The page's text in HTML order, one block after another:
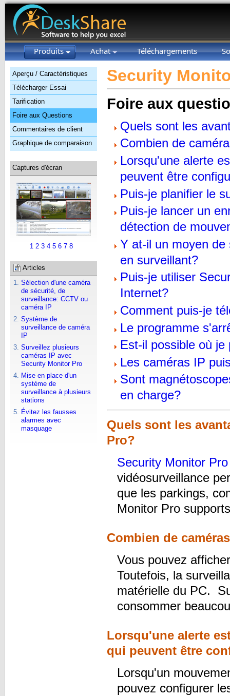
Produits Achat Téléchargements
Aperçu / Caractéristiques
Télécharger Essai
Tarification
Foire aux Questions
Commentaires de client
Graphique de comparaison
Captures d'écran
1 2 3 4 5 6 7 8
Articles
Sélection d'une caméra
de sécurité, de
surveillance: CCTV ou
caméra IP
Système de
surveillance de caméra
IP
Surveillez plusieurs
caméras IP avec
Security Monitor Pro
Mise en place d'un
système de
surveillance à plusieurs
stations
Évitez les fausses
alarmes avec
masquage
Security
Foire aux
Quels sont les
Combien de
Lorsqu'une alerte
peuvent être
Puis-je planifier le
Puis-je lancer un
détection de
Y at-il un moyen
en surveillant?
Puis-je utiliser
Internet?
Comment puis-je
Le programme
Est-il possible où
Les caméras IP
Sont
en charge?
Quels sont les
Pro?
Security Monitor Pro
vidéosurveillance
que les parkings,
Monitor Pro
Combien de
Vous pouvez
Toutefois, la
matérielle du PC.
consommer
Lorsqu'une alerte
qui peuvent être
Lorsqu'un
pouvez configurer